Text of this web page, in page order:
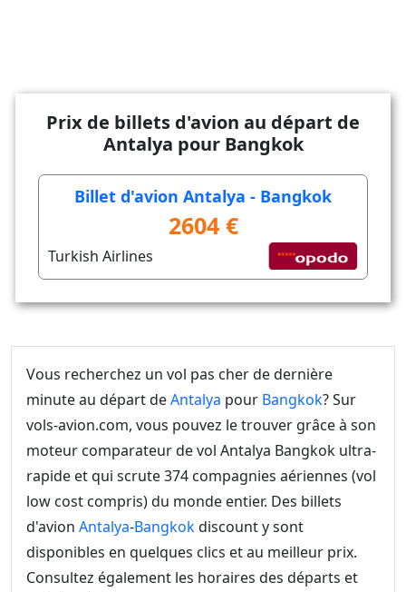
Prix de billets d'avion au départ de
Antalya pour Bangkok
Billet d'avion Antalya - Bangkok
2604 €
Turkish Airlines
Vous recherchez un vol pas cher de dernière
minute au départ deAntalya pour Bangkok? Sur
vols-avion.com, vous pouvez le trouver grâce à son
moteur comparateur de vol Antalya Bangkok ultra-
rapide et qui scrute 374 compagnies aériennes (vol
low cost compris) du monde entier. Des billets
d'avion Antalya-Bangkokdiscount y sont
disponibles en quelques clics et au meilleur prix.
Consultez également les horaires des départs et